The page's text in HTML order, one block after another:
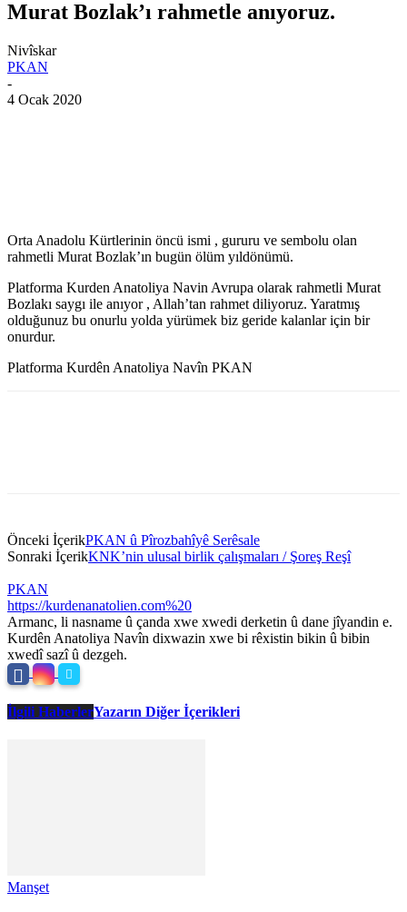
Murat Bozlak’ı rahmetle anıyoruz.
Nivîskar
PKAN
-
4 Ocak 2020
Orta Anadolu Kürtlerinin öncü ismi , gururu ve sembolu olan
rahmetli Murat Bozlak’ın bugün ölüm yıldönümü.
Platforma Kurden Anatoliya Navin Avrupa olarak rahmetli Murat
Bozlakı saygı ile anıyor , Allah’tan rahmet diliyoruz. Yaratmış
olduğunuz bu onurlu yolda yürümek biz geride kalanlar için bir
onurdur.
Platforma Kurdên Anatoliya Navîn PKAN
Önceki İçerikPKAN û Pîrozbahîyê Serêsale
Sonraki İçerikKNK’nin ulusal birlik çalışmaları / Şoreş Reşî
PKAN
https://kurdenanatolien.com%20
Armanc, li nasname û çanda xwe xwedi derketin û dane jîyandin e.
Kurdên Anatoliya Navîn dixwazin xwe bi rêxistin bikin û bibin
xwedî sazî û dezgeh.
İlgili HaberlerYazarın Diğer İçerikleri
Manşet